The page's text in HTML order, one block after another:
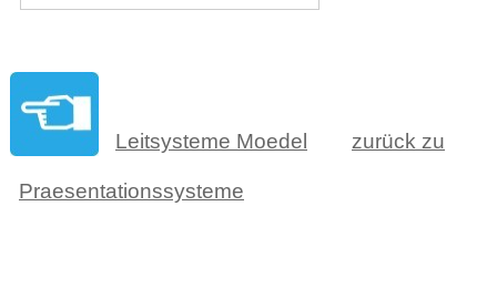
Leitsysteme Moedel zurück zu
Praesentationssysteme